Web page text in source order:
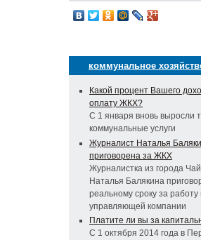
коммунальное
Какой процент Вашего
оплату ЖКХ?
С 1 января вновь выросли
коммунальные услуги
Журналист Наталья
приговорена за ЖКХ
Журналистка из города
Наталья Балякина
реальному сроку за работу
управляющей компании
Платите ли вы за
С 1 октября 2014 года в